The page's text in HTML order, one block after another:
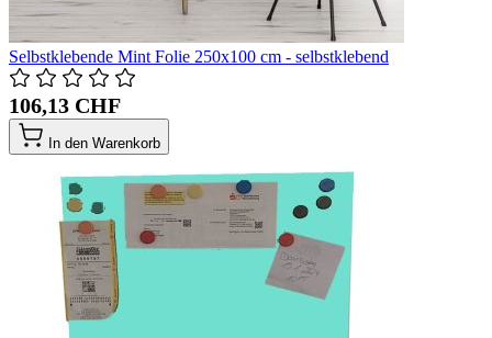
Selbstklebende Mint Folie 250x100 cm - selbstklebend
106,13 CHF
In den Warenkorb